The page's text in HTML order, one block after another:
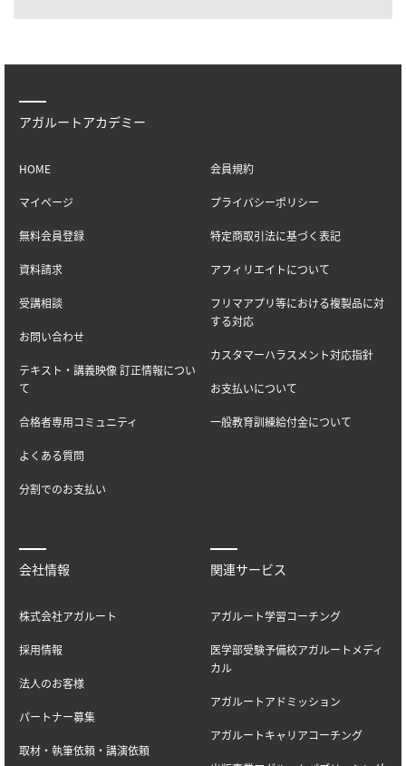
アガルートアカデミー
HOME
マイページ
無料会員登録
資料請求
受講相談
お問い合わせ
テキスト・講義映像 訂正情報につい
て
合格者専用コミュニティ
よくある質問
分割でのお支払い
会員規約
プライバシーポリシー
特定商取引法に基づく表記
アフィリエイトについて
フリマアプリ等における複製品に対
する対応
カスタマーハラスメント対応指針
お支払いについて
一般教育訓練給付金について
会社情報
株式会社アガルート
採用情報
法人のお客様
パートナー募集
取材・執筆依頼・講演依頼
関連サービス
アガルート学習コーチング
医学部受験予備校アガルートメディ
カル
アガルートアドミッション
アガルートキャリアコーチング